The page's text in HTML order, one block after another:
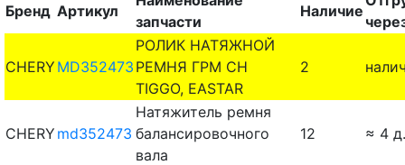
Бренд Артикул
запчасти
Наличие
CHERY MD352473
РОЛИК НАТЯЖНОЙ
РЕМНЯ ГРМ CH
TIGGO, EASTAR
2
CHERY md352473
Натяжитель ремня
балансировочного
вала
12 ≈ 4 д.